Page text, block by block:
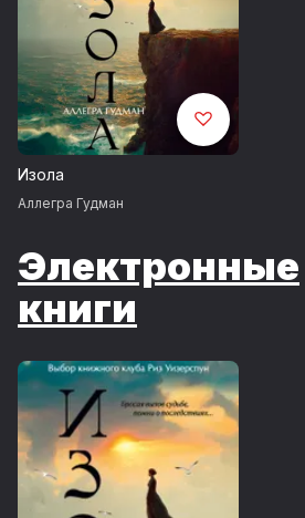
Изола
Аллегра Гудман
Электронные
книги